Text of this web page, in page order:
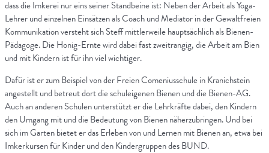
dass die Imkerei nur eins seiner Standbeine ist: Neben der Arbeit als Yoga-
Lehrer und einzelnen Einsätzen als Coach und Mediator in der Gewaltfreien
Kommunikation versteht sich Steff mittlerweile hauptsächlich als Bienen-
Pädagoge. Die Honig-Ernte wird dabei fast zweitrangig, die Arbeit am Bien
und mit Kindern ist für ihn viel wichtiger.
Dafür ist er zum Beispiel von der Freien Comeniusschule in Kranichstein
angestellt und betreut dort die schuleigenen Bienen und die Bienen-AG.
Auch an anderen Schulen unterstützt er die Lehrkräfte dabei, den Kindern
den Umgang mit und die Bedeutung von Bienen näherzubringen. Und bei
sich im Garten bietet er das Erleben von und Lernen mit Bienen an, etwa bei
Imkerkursen für Kinder und den Kindergruppen des BUND.